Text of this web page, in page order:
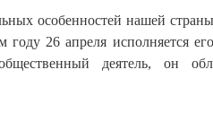
особенностей нашей
году 26 апреля исполняется
деятель, он